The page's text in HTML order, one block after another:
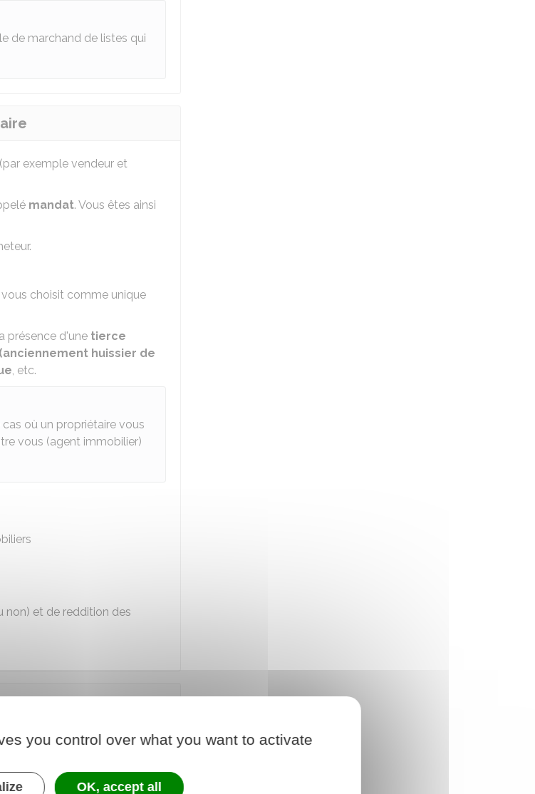
de marchand de listes qui
exemple vendeur et
mandat. Vous êtes ainsi
choisit comme unique
présence d'une tierce
huissier de
, etc.
où un propriétaire vous
vous (agent immobilier)
non) et de reddition des
vous pouvez exercer :
you control over what you want to activate
OK, accept all